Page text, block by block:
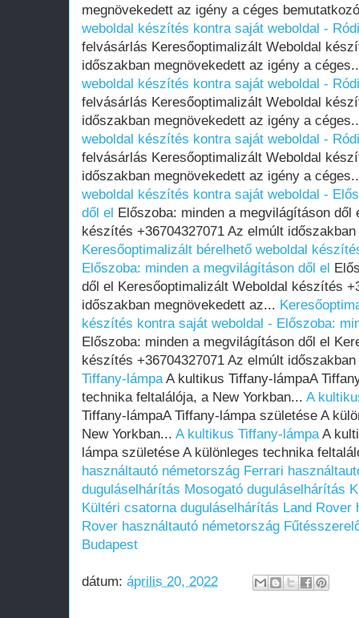
megnövekedett az igény a céges
weboldal készítés kontra saját weboldal -
felvásárlás Keresőoptimalizált Weboldal
időszakban megnövekedett az igény a
weboldal készítés kontra saját weboldal -
felvásárlás Keresőoptimalizált Weboldal
időszakban megnövekedett az igény a
weboldal készítés kontra saját weboldal -
felvásárlás Keresőoptimalizált Weboldal
időszakban megnövekedett az igény a
weboldal készítés kontra saját weboldal -
dől el Előszoba: minden a megvilágításon
készítés +36704327071 Az elmúlt
Keresőoptimalizált bérelhető weboldal
Előszoba: minden a megvilágításon dől el
dől el Keresőoptimalizált Weboldal készítés
időszakban megnövekedett az...
készítés kontra saját weboldal - Előszoba:
Előszoba: minden a megvilágításon dől el
készítés +36704327071 Az elmúlt
Tiffany-lámpaA kultikus Tiffany-lámpaA
technika feltalálója, a New Yorkban... A
Tiffany-lámpaA Tiffany-lámpa születése A
New Yorkban... A kultikus Tiffany-lámpaA
lámpa születése A különleges technika
használtautó németország Ferrari
duguláselhárítás Mosogató duguláselhárítás
Kültéri csatorna duguláselhárítás Land Rover
Rover használtautó németország
Budapest
dátum: április 20, 2022